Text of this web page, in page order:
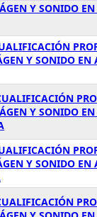
Y SONIDO
Y SONIDO EN
Y SONIDO
Y SONIDO EN